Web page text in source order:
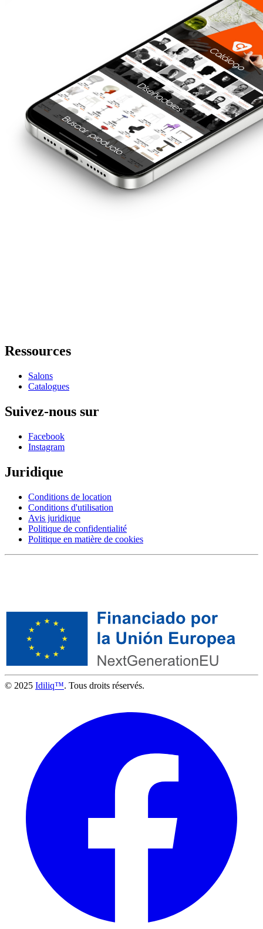
Ressources
Salons
Catalogues
Suivez-nous sur
Facebook
Instagram
Juridique
Conditions de location
Conditions d'utilisation
Avis juridique
Politique de confidentialité
Politique en matière de cookies
© 2025 Idiliq™. Tous droits réservés.